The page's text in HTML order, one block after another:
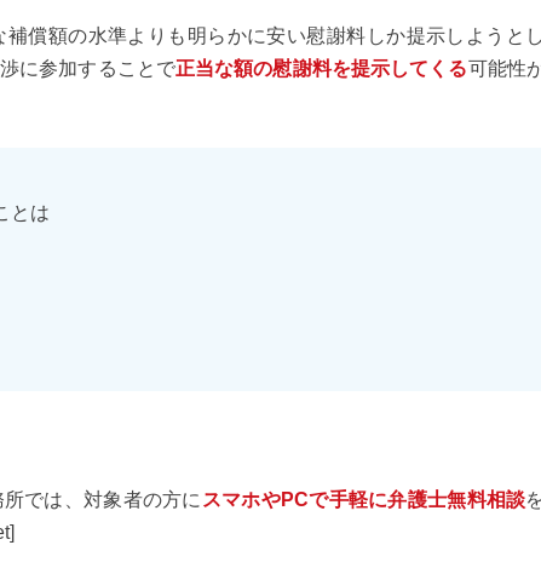
償額の水準よりも明らかに安い慰謝料しか提示しようと
に参加することで正当な額の慰謝料を提示してくる可能性
とは
では、対象者の方に スマホやPCで手軽に弁護士無料相談